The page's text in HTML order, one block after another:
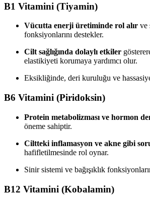
B1 Vitamini (Tiyamin)
Vücutta enerji üretiminde rol alır ve
fonksiyonlarını destekler.
Cilt sağlığında dolaylı etkiler
elastikiyeti korumaya yardımcı olur.
Eksikliğinde, deri kuruluğu ve
B6 Vitamini (Piridoksin)
Protein metabolizması ve hormon
öneme sahiptir.
Ciltteki inflamasyon ve akne gibi
hafifletilmesinde rol oynar.
Sinir sistemi ve bağışıklık
B12 Vitamini (Kobalamin)